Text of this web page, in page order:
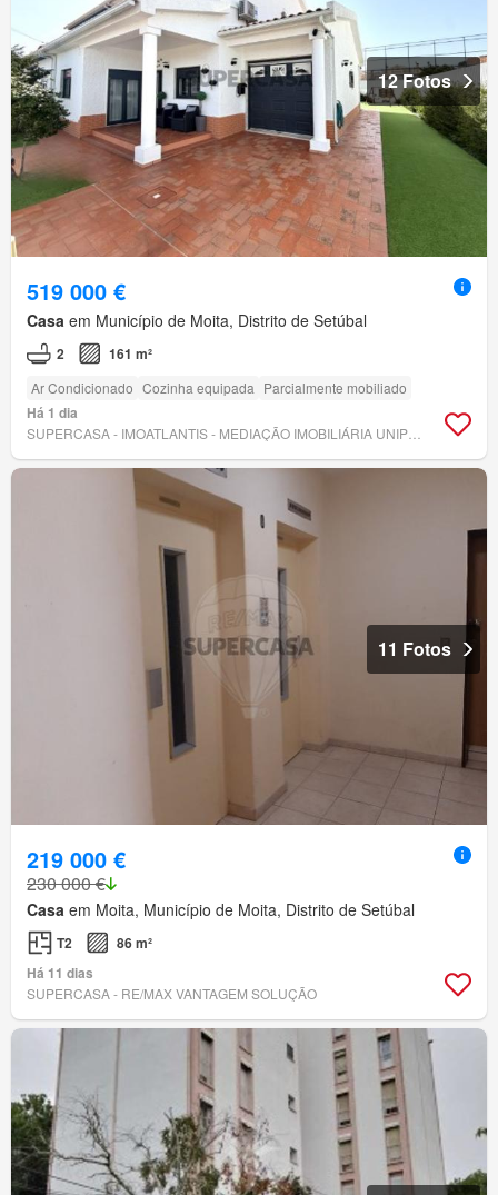
12 Fotos
519 000 €
Casa em Município de Moita, Distrito de Setúbal
2 161 m²
Ar Condicionado Cozinha equipada Parcialmente mobiliado
Há 1 dia
11 Fotos
219 000 €
230 000 €
Casa em Moita, Município de Moita, Distrito de Setúbal
T2
86 m²
Há 11 dias
SUPERCASA - RE/MAX VANTAGEM SOLUÇÃO